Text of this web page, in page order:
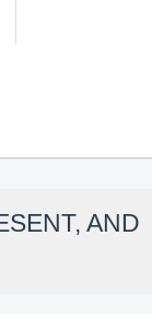
AND